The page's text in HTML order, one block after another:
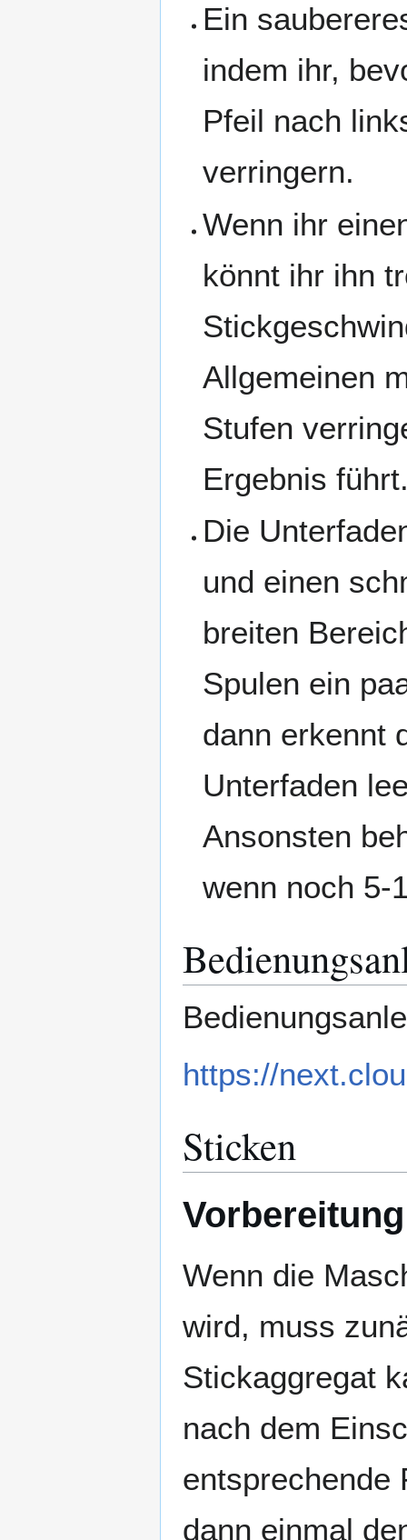
Ein
indem ihr,
Pfeil nach
verringern.
Wenn ihr
könnt ihr ihn
Allgemeinen
Stufen
Ergebnis
Die
und einen
breiten
Spulen ein
dann erkennt
Unterfaden
Ansonsten
wenn noch 5-
https://
Sticken
Wenn die
wird, muss
Stickaggregat
nach dem
entsprechende
dann einmal